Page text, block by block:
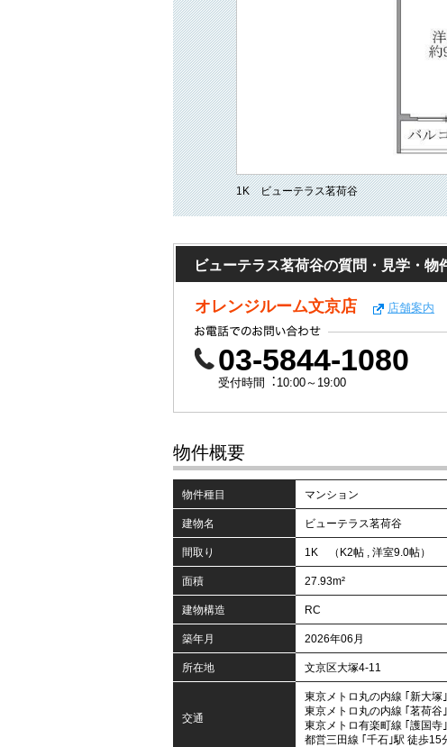
1K ビューテラス茗荷谷
ビューテラス茗荷谷の質問・見学・物
オレンジルーム文京店 店舗案内
03-5844-1080
受付時間︓10:00～19:00
物件概要
物件種目 マンション
建物名 ビューテラス茗荷谷
間取り 1K （K2帖 , 洋室9.0帖）
面積 27.93m²
建物構造 RC
築年月 2026年06月
所在地 文京区大塚4-11
交通
東京メトロ丸の内線 ｢新大塚
東京メトロ丸の内線 ｢茗荷谷
東京メトロ有楽町線 ｢護国寺
都営三田線 ｢千石｣駅 徒歩15